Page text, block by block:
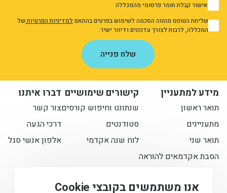
1 אישור קבלת חומר פרסומי מהמכללה
1
אני מאשר/ת את מדיניות הפרטיות
שליחת הטופס מהווה הסכמה לשימוש בפרטים בהתאםלמדיניות הפרטיותשל
המכללה, לרבות לצורך עדכונים ודיוור ישיר.
שלח פנייה
מידע למתעניין
תואר ראשון
מתעניינים
תואר שני
הסבת אקדמאים להוראה
קישורים שימושיים
שנתונט וחיפוש קורסים
סטודנטים
לוח שנה אקדמי
דברו איתנו
צור קשר
דרכי הגעה
אלפון אנשי סגל
הישארו מעודכנים איתנואנו משתמשים בקובצי Cookie